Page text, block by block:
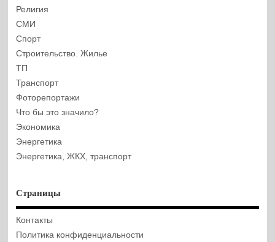
Религия
СМИ
Спорт
Строительство. Жилье
ТП
Транспорт
Фоторепортажи
Что бы это значило?
Экономика
Энергетика
Энергетика, ЖКХ, транспорт
Страницы
Контакты
Политика конфиденциальности